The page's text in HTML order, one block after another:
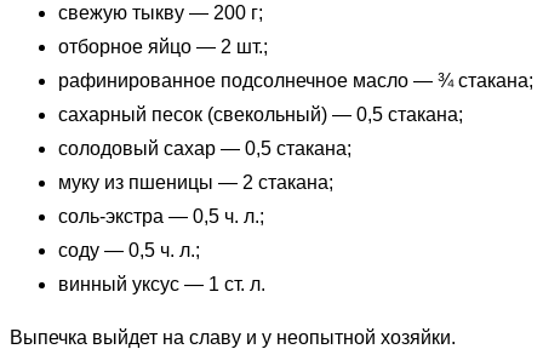
свежую тыкву — 200 г;
отборное яйцо — 2 шт.;
рафинированное подсолнечное масло — ¾ стакана;
сахарный песок (свекольный) — 0,5 стакана;
солодовый сахар — 0,5 стакана;
муку из пшеницы — 2 стакана;
соль-экстра — 0,5 ч. л.;
соду — 0,5 ч. л.;
винный уксус — 1 ст. л.
Выпечка выйдет на славу и у неопытной хозяйки.